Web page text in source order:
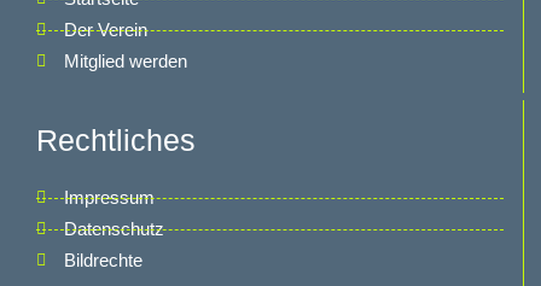
Der Verein
Mitglied werden
Rechtliches
Impressum
Datenschutz
Bildrechte